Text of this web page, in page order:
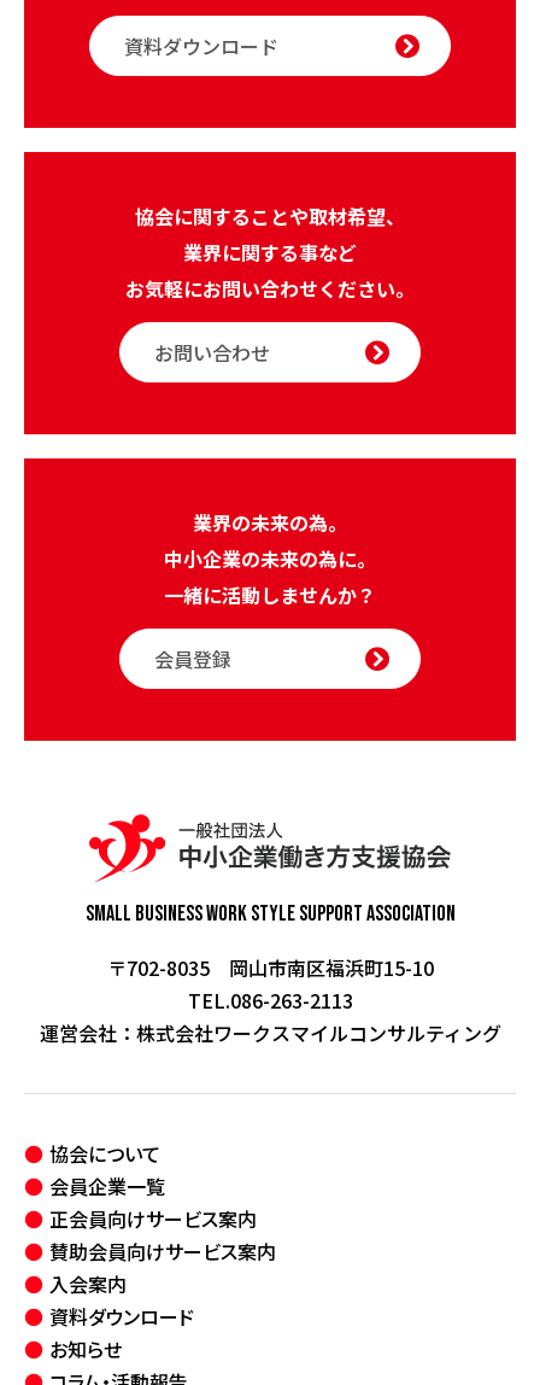
資料ダウンロード
協会に関することや取材希望、
業界に関する事など
お気軽にお問い合わせください。
お問い合わせ
業界の未来の為。
中小企業の未来の為に。
一緒に活動しませんか？
会員登録
Small Business Work StyleSupport Association
〒702-8035 岡山市南区福浜町15-10
TEL.086-263-2113
運営会社： 株式会社ワークスマイルコンサルティング
協会について
会員企業一覧
正会員向けサービス案内
賛助会員向けサービス案内
入会案内
資料ダウンロード
お知らせ